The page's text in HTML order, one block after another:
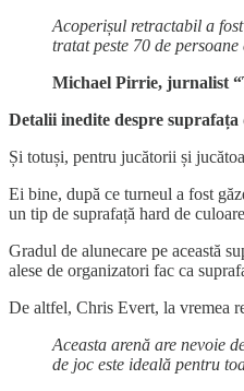
Acoperișul retractabil a
tratat peste 70 de
Michael Pirrie, jurnalist
Detalii inedite despre suprafața
Și totuși, pentru jucătorii și
Ei bine, după ce turneul a fost
un tip de suprafață hard de
Gradul de alunecare pe această
alese de organizatori fac ca
De altfel, Chris Evert, la vremea
Aceasta arenă are nevoie
de joc este ideală pentru